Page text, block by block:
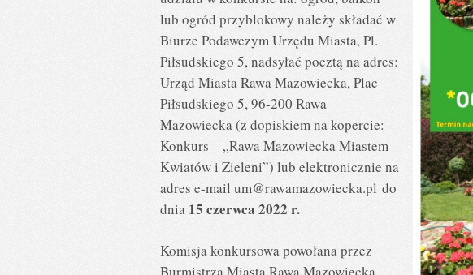
lub ogród przyblokowy należy składać w
Biurze Podawczym Urzędu Miasta, Pl.
Piłsudskiego 5, nadsyłać pocztą na adres:
Urząd Miasta Rawa Mazowiecka, Plac
Piłsudskiego 5, 96-200 Rawa
Mazowiecka (z dopiskiem na kopercie:
Konkurs – „Rawa Mazowiecka Miastem
Kwiatów i Zieleni”) lub elektronicznie na
adres e-mail um@rawamazowiecka.pl do
dnia 15 czerwca 2022 r.
Komisja konkursowa powołana przez